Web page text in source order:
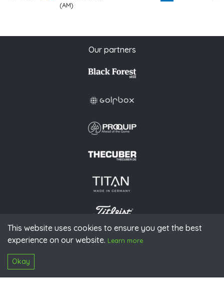
This website uses cookies to ensure you get the best
experience on our website. Learn more
Okay
(AM)
Our partners
© 2026 PGAoG